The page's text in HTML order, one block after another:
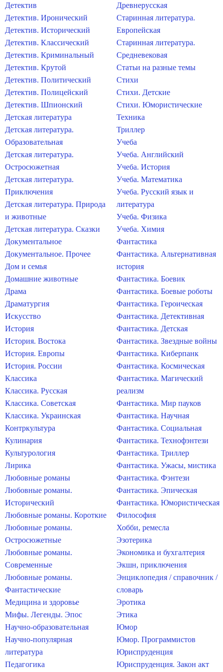
Детектив
Детектив. Иронический
Детектив. Исторический
Детектив. Классический
Детектив. Криминальный
Детектив. Крутой
Детектив. Политический
Детектив. Полицейский
Детектив. Шпионский
Детская литература
Детская литература.
Образовательная
Детская литература.
Остросюжетная
Детская литература.
Приключения
Детская литература. Природа
и животные
Детская литература. Сказки
Документальное
Документальное. Прочее
Дом и семья
Домашние животные
Драма
Драматургия
Искусство
История
История. Востока
История. Европы
История. России
Классика
Классика. Русская
Классика. Советская
Классика. Украинская
Контркультура
Кулинария
Культурология
Лирика
Любовные романы
Любовные романы.
Исторический
Любовные романы. Короткие
Любовные романы.
Остросюжетные
Любовные романы.
Современные
Любовные романы.
Фантастические
Медицина и здоровье
Мифы. Легенды. Эпос
Научно-образовательная
Научно-популярная
литература
Педагогика
Древнерусская
Старинная литература.
Европейская
Старинная литература.
Средневековая
Статьи на разные темы
Стихи
Стихи. Детские
Стихи. Юмористические
Техника
Триллер
Учеба
Учеба. Английский
Учеба. История
Учеба. Математика
Учеба. Русский язык и
литература
Учеба. Физика
Учеба. Химия
Фантастика
Фантастика. Альтернативная
история
Фантастика. Боевик
Фантастика. Боевые роботы
Фантастика. Героическая
Фантастика. Детективная
Фантастика. Детская
Фантастика. Звездные войны
Фантастика. Киберпанк
Фантастика. Космическая
Фантастика. Магический
реализм
Фантастика. Мир пауков
Фантастика. Научная
Фантастика. Социальная
Фантастика. Технофэнтези
Фантастика. Триллер
Фантастика. Ужасы, мистика
Фантастика. Фэнтези
Фантастика. Эпическая
Фантастика. Юмористическая
Философия
Хобби, ремесла
Эзотерика
Экономика и бухгалтерия
Экшн, приключения
Энциклопедия / справочник /
словарь
Эротика
Этика
Юмор
Юмор. Программистов
Юриспруденция
Юриспруденция. Закон акт